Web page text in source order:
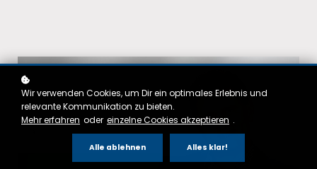
Wir verwenden Cookies, um Dir ein optimales Erlebnis und
relevante Kommunikation zu bieten.
Mehr erfahren oder einzelne Cookies akzeptieren .
Alle ablehnen Alles klar!